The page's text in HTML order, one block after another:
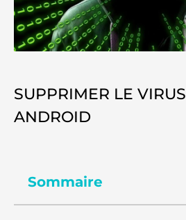
SUPPRIMER LE VIRUS
ANDROID
Sommaire